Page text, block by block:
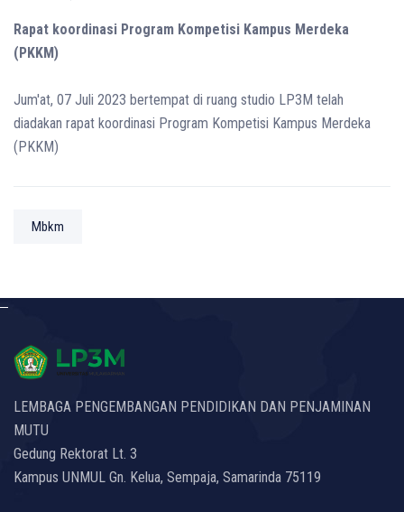
Rapat koordinasi Program Kompetisi Kampus Merdeka
(PKKM)
Jum'at, 07 Juli 2023 bertempat di ruang studio LP3M telah
diadakan rapat koordinasi Program Kompetisi Kampus Merdeka
(PKKM)
Mbkm
LEMBAGA PENGEMBANGAN PENDIDIKAN DAN PENJAMINAN
MUTU
Gedung Rektorat Lt. 3
Kampus UNMUL Gn. Kelua, Sempaja, Samarinda 75119